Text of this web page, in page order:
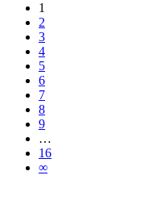
1
2
3
4
5
6
7
8
9
…
16
∞